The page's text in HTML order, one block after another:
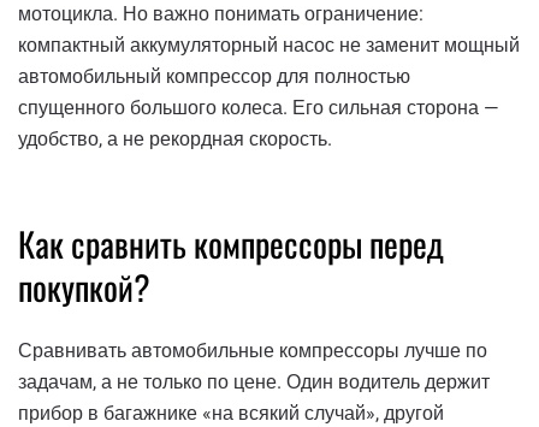
мотоцикла. Но важно понимать ограничение:
компактный аккумуляторный насос не заменит мощный
автомобильный компрессор для полностью
спущенного большого колеса. Его сильная сторона —
удобство, а не рекордная скорость.
Как сравнить компрессоры перед
покупкой?
Сравнивать автомобильные компрессоры лучше по
задачам, а не только по цене. Один водитель держит
прибор в багажнике «на всякий случай», другой